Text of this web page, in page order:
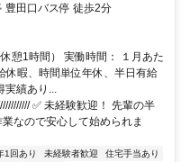
交通アクセス 最寄駅：豊田口バス停 豊田口バス停 徒歩2分
憩1時間） 実働時間： １月あた
休暇、時間単位年休、半日有給
績あり...
✅ 未経験歓迎！ 先輩の半
なので安心して始められま
1回あり 未経験者歓迎
住宅手当あり